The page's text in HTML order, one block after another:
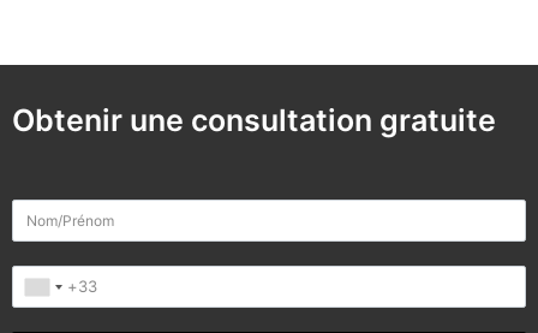
Obtenir une consultation gratuite